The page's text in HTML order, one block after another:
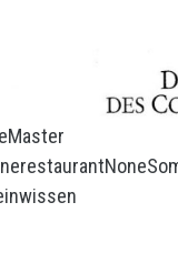
Master
restaurantNone